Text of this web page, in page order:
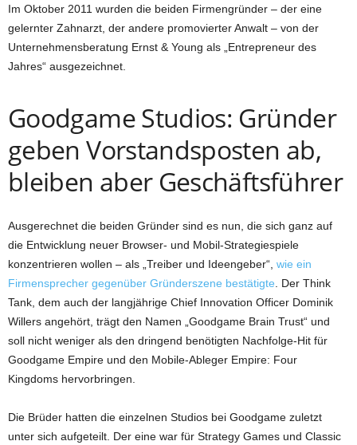
Im Oktober 2011 wurden die beiden Firmengründer – der eine
gelernter Zahnarzt, der andere promovierter Anwalt – von der
Unternehmensberatung Ernst & Young als „Entrepreneur des
Jahres“ ausgezeichnet.
Goodgame Studios: Gründer
geben Vorstandsposten ab,
bleiben aber Geschäftsführer
Ausgerechnet die beiden Gründer sind es nun, die sich ganz auf
die Entwicklung neuer Browser- und Mobil-Strategiespiele
konzentrieren wollen – als „Treiber und Ideengeber“, wie ein
Firmensprecher gegenüber Gründerszene bestätigte . Der Think
Tank, dem auch der langjährige Chief Innovation Officer Dominik
Willers angehört, trägt den Namen „Goodgame Brain Trust“ und
soll nicht weniger als den dringend benötigten Nachfolge-Hit für
Goodgame Empire und den Mobile-Ableger Empire: Four
Kingdoms hervorbringen.
Die Brüder hatten die einzelnen Studios bei Goodgame zuletzt
unter sich aufgeteilt. Der eine war für Strategy Games und Classic